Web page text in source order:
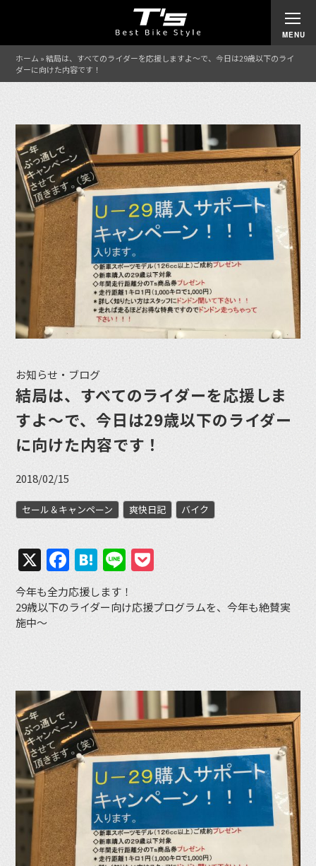
ホーム »結局は、すべてのライダーを応援しますよ〜で、今日は29歳以下のライ
ダーに向けた内容です！
お知らせ・ブログ
結局は、すべてのライダーを応援しま
すよ〜で、今日は29歳以下のライダー
に向けた内容です！
2018/02/15
セール＆キャンペーン 爽快日記 バイク
X Facebook
Hatena
Line
今年も全力応援します！
29歳以下のライダー向け応援プログラムを、今年も絶賛実
施中〜